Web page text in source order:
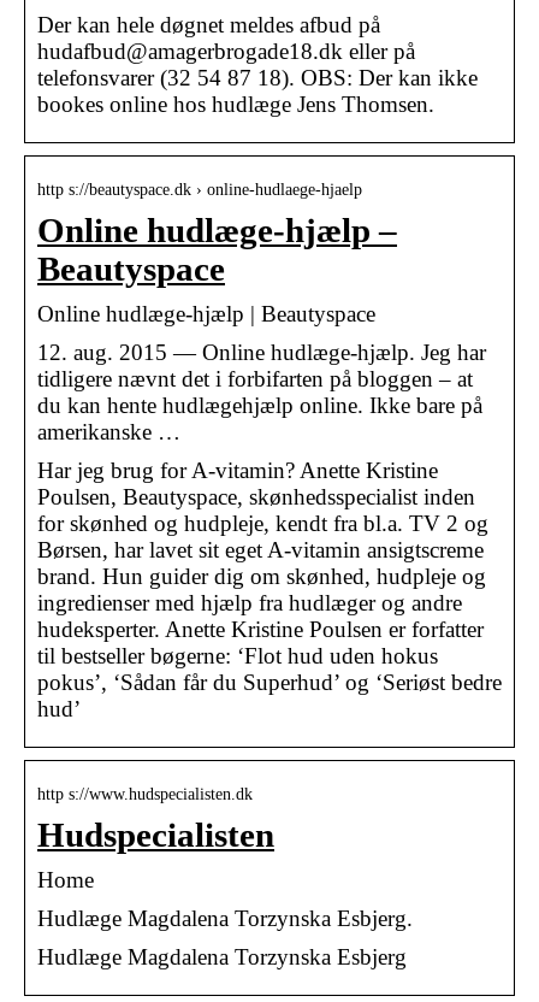
Der kan hele døgnet meldes afbud på
hudafbud@amagerbrogade18.dk eller på
telefonsvarer (32 54 87 18). OBS: Der kan ikke
bookes online hos hudlæge Jens Thomsen.
http s://beautyspace.dk › online-hudlaege-hjaelp
Online hudlæge-hjælp –
Beautyspace
Online hudlæge-hjælp | Beautyspace
12. aug. 2015 — Online hudlæge-hjælp. Jeg har
tidligere nævnt det i forbifarten på bloggen – at
du kan hente hudlægehjælp online. Ikke bare på
amerikanske …
Har jeg brug for A-vitamin? Anette Kristine
Poulsen, Beautyspace, skønhedsspecialist inden
for skønhed og hudpleje, kendt fra bl.a. TV 2 og
Børsen, har lavet sit eget A-vitamin ansigtscreme
brand. Hun guider dig om skønhed, hudpleje og
ingredienser med hjælp fra hudlæger og andre
hudeksperter. Anette Kristine Poulsen er forfatter
til bestseller bøgerne: ‘Flot hud uden hokus
pokus’, ‘Sådan får du Superhud’ og ‘Seriøst bedre
hud’
http s://www.hudspecialisten.dk
Hudspecialisten
Home
Hudlæge Magdalena Torzynska Esbjerg.
Hudlæge Magdalena Torzynska Esbjerg